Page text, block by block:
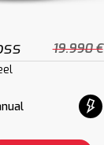
19.990 €